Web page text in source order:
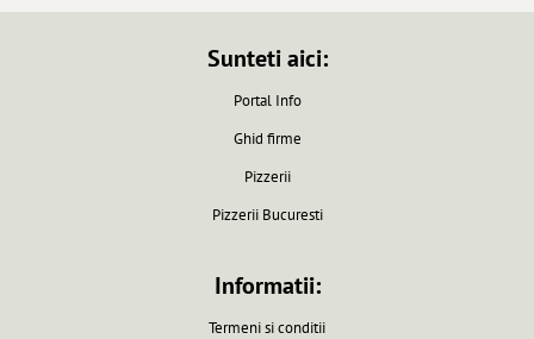
Sunteti aici:
Portal Info
Ghid firme
Pizzerii
Pizzerii Bucuresti
Informatii:
Termeni si conditii